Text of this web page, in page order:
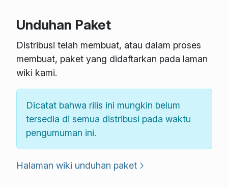
Unduhan Paket
Distribusi telah membuat, atau dalam proses
membuat, paket yang didaftarkan pada laman
wiki kami.
Dicatat bahwa rilis ini mungkin belum
tersedia di semua distribusi pada waktu
pengumuman ini.
Halaman wiki unduhan paket